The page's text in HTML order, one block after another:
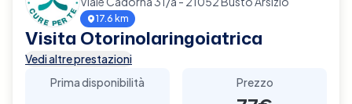
17.6 km
Visita Otorinolaringoiatrica
Vedi altre prestazioni
Prima disponibilità
Prezzo